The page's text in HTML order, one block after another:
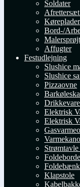
Soldater
Køreplader
Bord-/
Affugter
Festudlejning
Slushice
Slushice
Pizzaovne
Elektrisk
Elektrisk
Foldeborde
Klapstole